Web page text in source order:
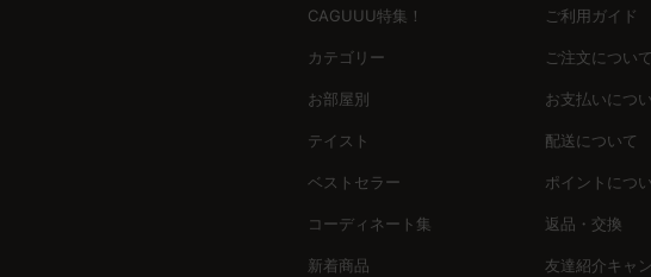
北欧流のおしゃれな飾り方には、ペンダントライトを低く吊るすことが挙げ
ビスで、安心して購入できる環境を整えています。今すぐ新しいペンダント
CAGUUU特集！
カテゴリー
お部屋別
テイスト
ベストセラー
コーディネート集
新着商品
ご利用ガイド
ご注文について
お支払いにつ
配送について
ポイントにつ
返品・交換
友達紹介キャ